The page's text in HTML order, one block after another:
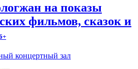
на показы
фильмов, сказок и
концертный зал